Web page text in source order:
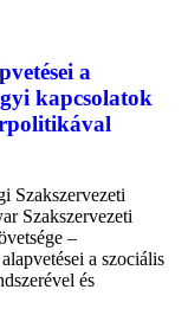
a
kapcsolatok
Szakszervezeti
Szakszervezeti
–
a szociális
és